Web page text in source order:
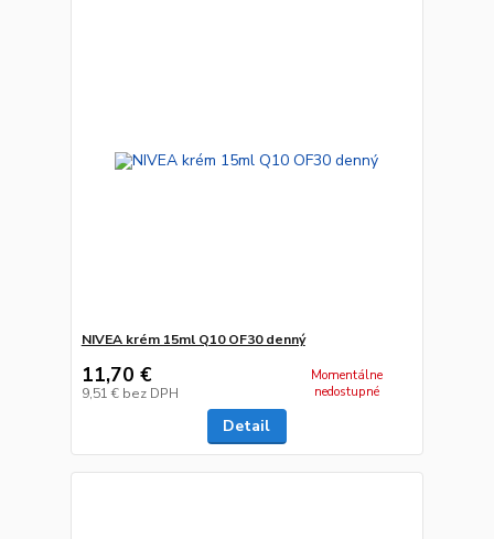
NIVEA krém 15ml Q10 OF30 denný
11,70 €
9,51 € bez DPH
Momentálne
nedostupné
Detail